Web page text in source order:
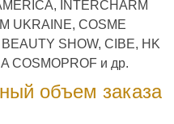
INTERCHARM
UKRAINE, COSME
SHOW, CIBE, HK
COSMOPROF и др.
объем заказа